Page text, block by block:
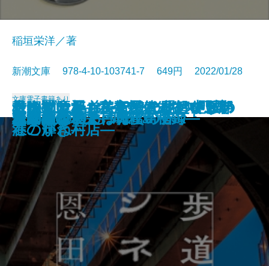
市塵〔下〕
君に勧む杯 文豪とアルケミスト
ノベライズ―case 井伏鱒二―
青銅の魔人―私立探偵 明智小五郎
―
もうすぐいなくなります―絶滅の
生物学―
同潤会代官山アパートメント
ボダ子
残りものには、過去がある
いかれころ
そのマンション、終の住処でいい
ですか？
一晩置いたカレーはなぜおいしい
のか―食材と料理のサイエンス―
稲垣栄洋／著
新潮文庫 978-4-10-103741-7 649円 2022/01/28
文庫電子書籍あり
歩道橋シネマ
決闘の辻
じじばばのるつぼ
冤罪法廷〔上〕
冤罪法廷〔下〕
コンビニ兄弟2―テンダネス門司
港こがね村店―
巫女島の殺人―呪殺島秘録―
この橋をわたって
根っこと翼―美智子さまという存
在の輝き―
あなたの右手は蜂蜜の香り